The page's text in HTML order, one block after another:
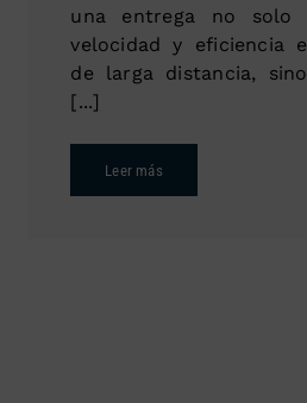
una entrega no solo
velocidad y eficiencia
de larga distancia,
[...]
Leer más